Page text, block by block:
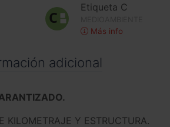
Etiqueta C
Más info
adicional
KILOMETRAJE Y ESTRUCTURA.